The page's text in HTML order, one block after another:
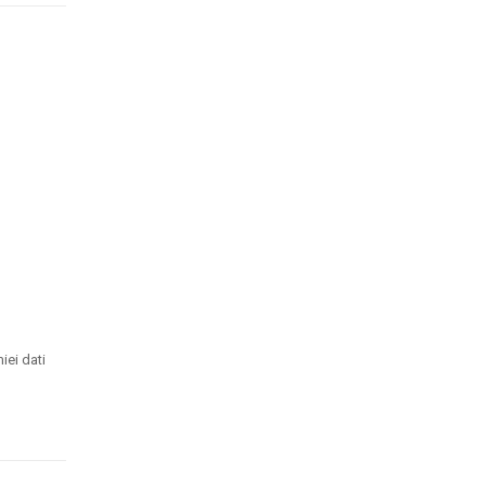
dati